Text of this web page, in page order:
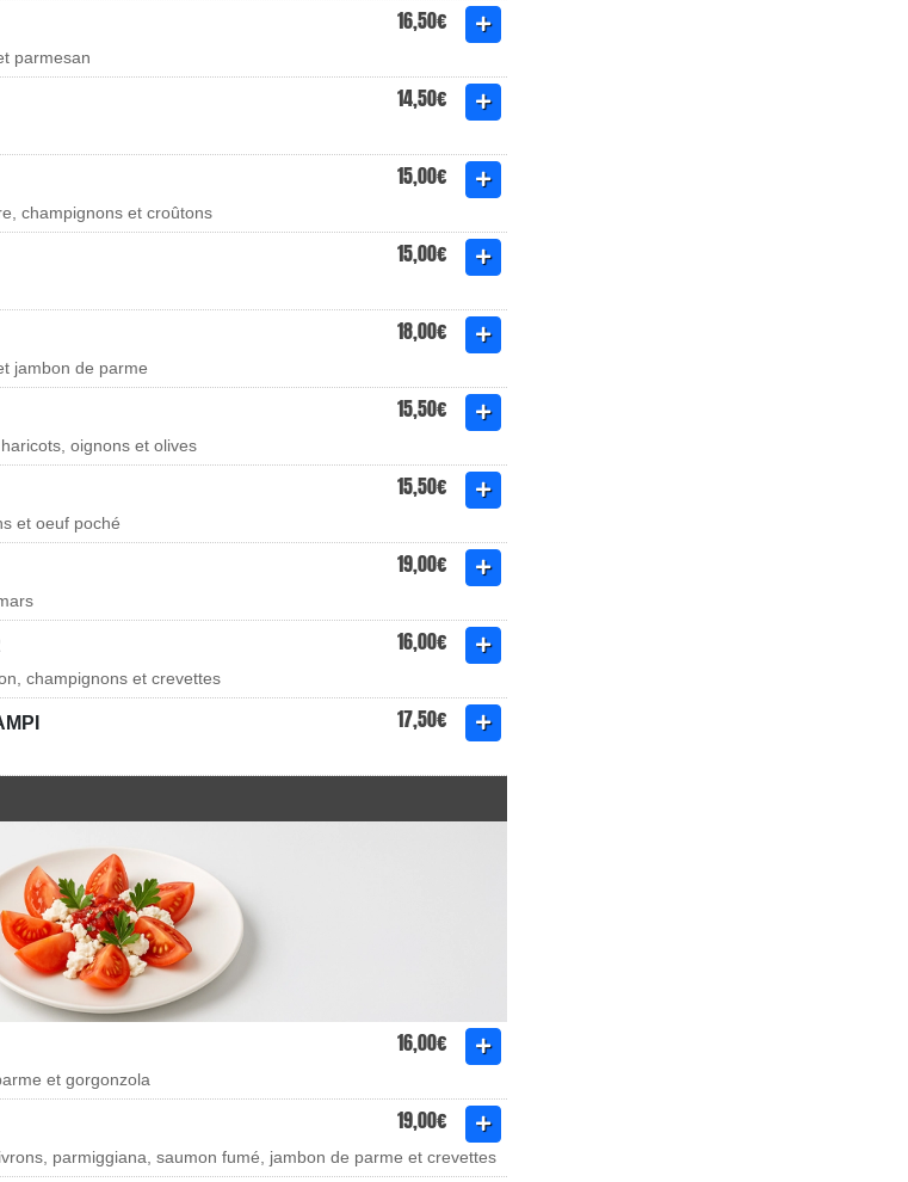
16,50€
parmesan
14,50€
15,00€
champignons et croûtons
15,00€
18,00€
jambon de parme
15,50€
oignons et olives
15,50€
et oeuf poché
19,00€
16,00€
champignons et crevettes
17,50€
16,00€
et gorgonzola
19,00€
parmiggiana, saumon fumé, jambon de parme et crevettes